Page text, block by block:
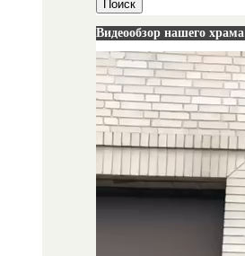
Поиск
Видеообзор нашего храма